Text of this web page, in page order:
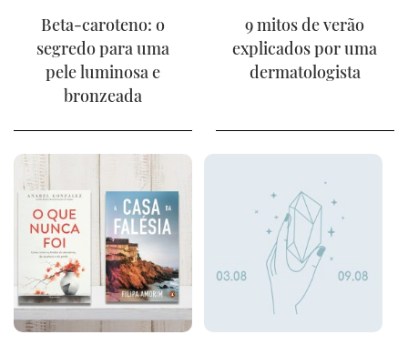
Beta-caroteno: o
segredo para uma
pele luminosa e
bronzeada
9 mitos de verão
explicados por uma
dermatologista